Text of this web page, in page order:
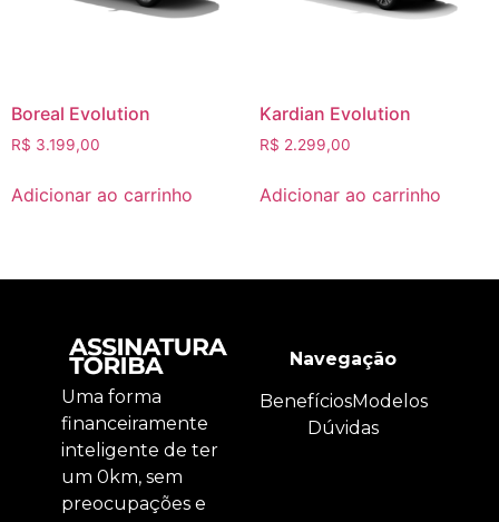
Boreal Evolution
R$ 3.199,00
Adicionar ao carrinho
Kardian Evolution
R$ 2.299,00
Adicionar ao carrinho
Uma forma
financeiramente
inteligente de ter
um 0km, sem
preocupações e
Navegação
BenefíciosModelos
Dúvidas